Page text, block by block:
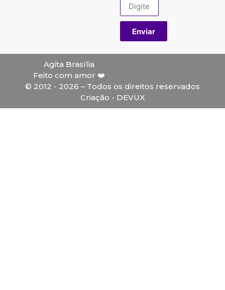
Enviar
Agita Brasília
Feito com amor ❤️
© 2012 - 2026 – Todos os direitos reservados
Criação - DEVUX